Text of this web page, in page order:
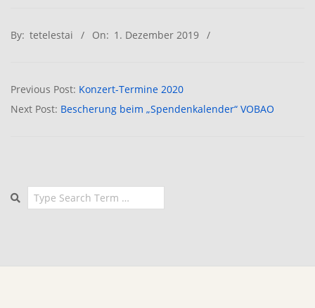
12-
By: tetelestai On: 1. Dezember 2019
Previous Post: Konzert-Termine 2020
Next Post: Bescherung beim „Spendenkalender“ VOBAO
Search